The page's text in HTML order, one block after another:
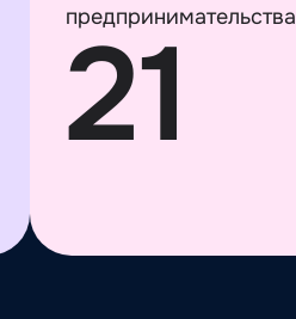
предпринимательства
21